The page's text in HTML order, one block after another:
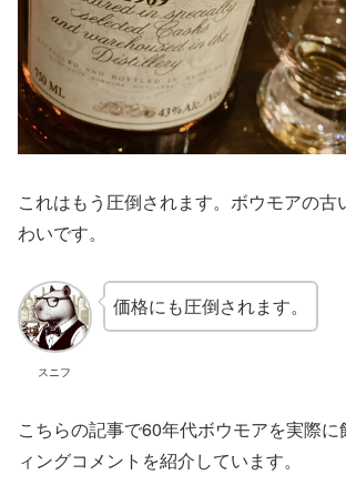
これはもう圧倒されます。ボウモアの古
わいです。
スニフ
価格にも圧倒されます。
こちらの記事で60年代ボウモアを実際
ィングコメントを紹介しています。